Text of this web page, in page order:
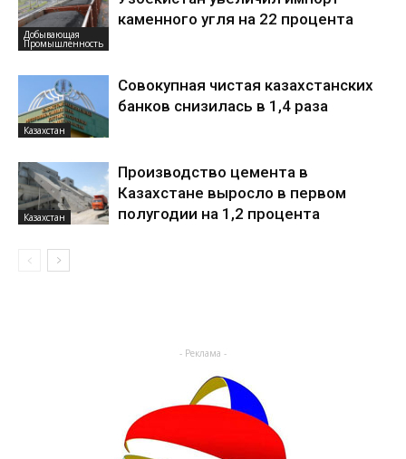
Добывающая
Промышленность
каменного угля на 22 процента
Казахстан
Совокупная чистая казахстанских
банков снизилась в 1,4 раза
Казахстан
Производство цемента в
Казахстане выросло в первом
полугодии на 1,2 процента
- Реклама -